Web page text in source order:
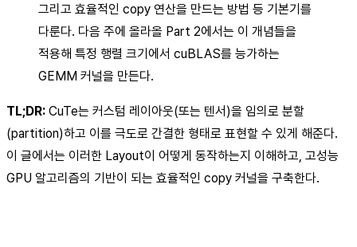
그리고 효율적인 copy 연산을 만드는 방법 등 기본기를
다룬다. 다음 주에 올라올 Part 2에서는 이 개념들을
적용해 특정 행렬 크기에서 cuBLAS를 능가하는
GEMM 커널을 만든다.
TL;DR: CuTe는 커스텀 레이아웃(또는 텐서)을 임의로 분할
(partition)하고 이를 극도로 간결한 형태로 표현할 수 있게 해준다.
이 글에서는 이러한 Layout이 어떻게 동작하는지 이해하고, 고성능
GPU 알고리즘의 기반이 되는 효율적인 copy 커널을 구축한다.